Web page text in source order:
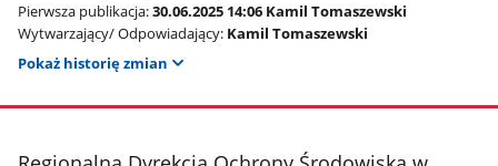
Pierwsza publikacja:30.06.2025 14:06 Kamil Tomaszewski
Wytwarzający/ Odpowiadający: Kamil Tomaszewski
Pokaż historię zmian